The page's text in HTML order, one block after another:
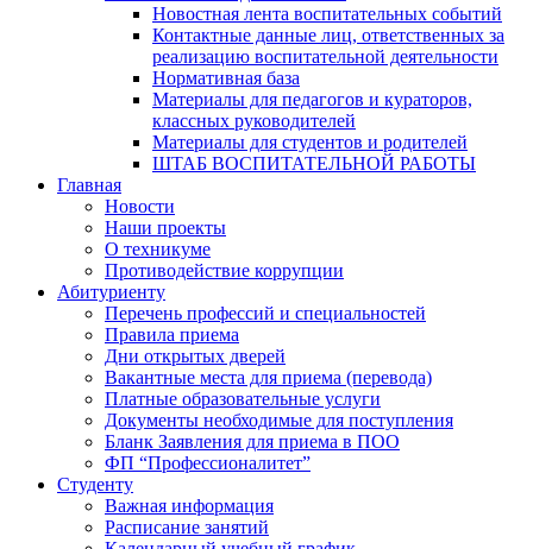
Новостная лента воспитательных событий
Контактные данные лиц, ответственных за
реализацию воспитательной деятельности
Нормативная база
Материалы для педагогов и кураторов,
классных руководителей
Материалы для студентов и родителей
ШТАБ ВОСПИТАТЕЛЬНОЙ РАБОТЫ
Главная
Новости
Наши проекты
О техникуме
Противодействие коррупции
Абитуриенту
Перечень профессий и специальностей
Правила приема
Дни открытых дверей
Вакантные места для приема (перевода)
Платные образовательные услуги
Документы необходимые для поступления
Бланк Заявления для приема в ПОО
ФП “Профессионалитет”
Студенту
Важная информация
Расписание занятий